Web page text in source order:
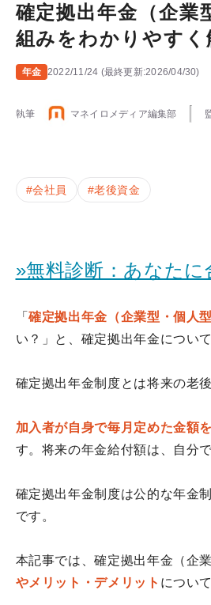
確定拠出年金（企業
組みをわかりやすく
年金 2022/11/24 (最終更新:2026/04/30)
執筆 マネイロメディア編集部
#会社員 #老後資金
»無料診断：あなた
「確定拠出年金（企業型・個人型
い？」と、確定拠出年金につい
確定拠出年金制度とは将来の老
加入者が自身で毎月定めた金額
す。将来の年金給付額は、自分
確定拠出年金制度は公的な年金
です。
本記事では、確定拠出年金（企
やメリット・デメリット につい